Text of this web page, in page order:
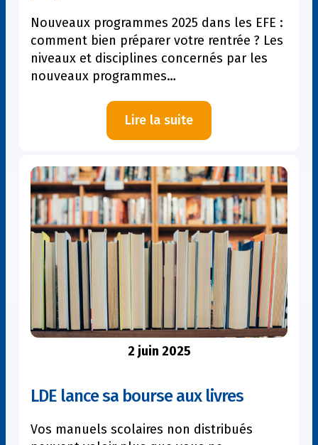
Nouveaux programmes 2025 dans les EFE :
comment bien préparer votre rentrée ? Les
niveaux et disciplines concernés par les
nouveaux programmes…
Lire la suite:
Nouveaux
en
Outre-
mer
et
dans
les
EFE
:
comment
bien
rentrée
?
2 juin 2025
LDE lance sa bourse aux livres
Vos manuels scolaires non distribués